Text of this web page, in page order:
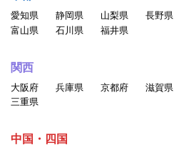
愛知県 静岡県 山梨県 長野県
富山県
石川県 福井県
関西
大阪府 兵庫県 京都府 滋賀県
三重県
中国・四国